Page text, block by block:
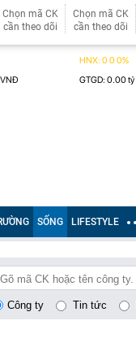
Chọn mã CK
cần theo dõi
Chọn mã CK
cần theo dõi
SỐNG LIFESTYLE
Công ty Tin tức